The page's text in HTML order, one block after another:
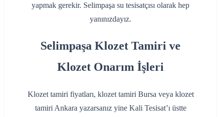
yapmak gerekir. Selimpaşa su tesisatçısı olarak hep
yanınızdayız.
Selimpaşa Klozet Tamiri ve
Klozet Onarım İşleri
Klozet tamiri fiyatları, klozet tamiri Bursa veya klozet
tamiri Ankara yazarsanız yine Kali Tesisat’ı üstte